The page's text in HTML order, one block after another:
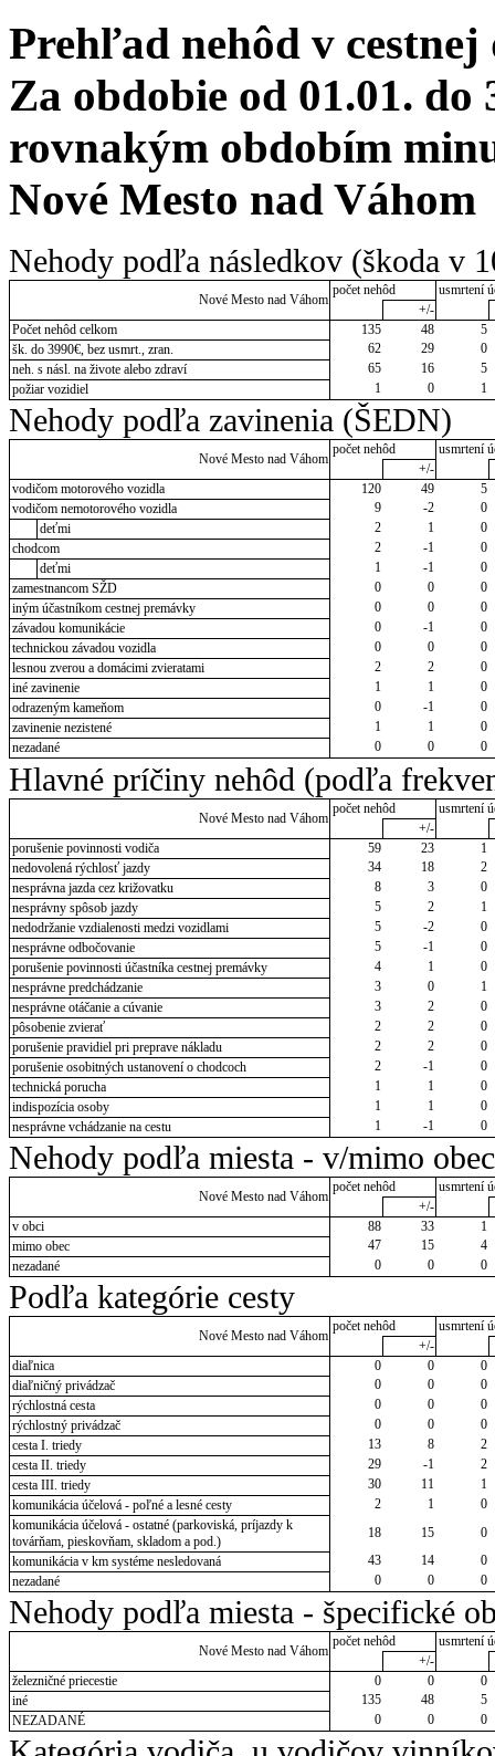
Prehľad nehôd v cestnej
Za obdobie od 01.01. do
rovnakým obdobím
Nové Mesto nad Váhom
Nehody podľa následkov (škoda v
Nové Mesto nad Váhom
počet nehôd
usmrtení
+/-
Počet nehôd celkom
135 48
5
šk. do 3990€, bez usmrt., zran.
62 29
0
neh. s násl. na živote alebo zdraví
65 16
5
požiar vozidiel
1 0 1
Nehody podľa zavinenia (ŠEDN)
Nové Mesto nad Váhom
počet nehôd
usmrtení
+/-
vodičom motorového vozidla
120 49
5
vodičom nemotorového vozidla
9 -2
0
deťmi
2 1
0
chodcom
2 -1
0
deťmi
1 -1
0
zamestnancom SŽD
0 0
0
iným účastníkom cestnej premávky
0 0
0
závadou komunikácie
0 -1
0
technickou závadou vozidla
0 0
0
lesnou zverou a domácimi zvieratami
2 2
0
iné zavinenie
1 1
0
odrazeným kameňom
0 -1
0
zavinenie nezistené
1 1
0
nezadané
0 0 0
Hlavné príčiny nehôd (podľa
Nové Mesto nad Váhom
počet nehôd
usmrtení
+/-
porušenie povinnosti vodiča
59 23
1
nedovolená rýchlosť jazdy
34 18
2
nesprávna jazda cez križovatku
8 3
0
nesprávny spôsob jazdy
5 2
1
nedodržanie vzdialenosti medzi vozidlami
5 -2
0
nesprávne odbočovanie
5 -1
0
porušenie povinnosti účastníka cestnej premávky
4 1
0
nesprávne predchádzanie
3 0
1
nesprávne otáčanie a cúvanie
3 2
0
pôsobenie zvierať
2 2
0
porušenie pravidiel pri preprave nákladu
2 2
0
porušenie osobitných ustanovení o chodcoch
2 -1
0
technická porucha
1 1
0
indispozícia osoby
1 1
0
nesprávne vchádzanie na cestu
1 -1 0
Nehody podľa miesta - v/mimo obec
Nové Mesto nad Váhom
počet nehôd
usmrtení
+/-
v obci
88 33
1
mimo obec
47 15
4
nezadané
0 0 0
Podľa kategórie cesty
Nové Mesto nad Váhom
počet nehôd
usmrtení
+/-
diaľnica
0 0
0
diaľničný privádzač
0 0
0
rýchlostná cesta
0 0
0
rýchlostný privádzač
0 0
0
cesta I. triedy
13 8
2
cesta II. triedy
29 -1
2
cesta III. triedy
30 11
1
komunikácia účelová - poľné a lesné cesty
2 1
0
komunikácia účelová - ostatné (parkoviská, príjazdy k
továrňam, pieskovňam, skladom a pod.)
18 15
0
komunikácia v km systéme nesledovaná
43 14
0
nezadané
0 0 0
Nehody podľa miesta - špecifické
Nové Mesto nad Váhom
počet nehôd
usmrtení
+/-
železničné priecestie
0 0
0
iné
135 48
5
NEZADANÉ
0 0 0